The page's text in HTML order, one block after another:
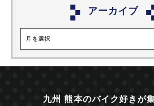
アーカイブ
月を選択
九州 熊本のバイク好きが